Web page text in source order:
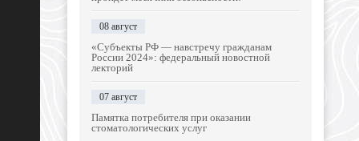
08 август
«Субъекты РФ — навстречу гражданам
России 2024»: федеральный новостной
лекторий
07 август
Памятка потребителя при оказании
стоматологических услуг